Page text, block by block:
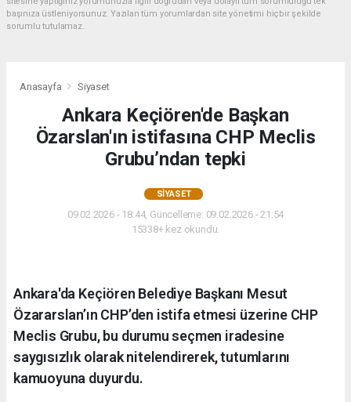
başınıza üstleniyorsunuz. Yazılan tüm yorumlardan site yönetimi hiçbir şekilde
sorumlu tutulamaz.
Anasayfa Siyaset
Ankara Keçiören'de Başkan
Özarslan'ın istifasına CHP Meclis
Grubu’ndan tepki
SIYASET
09.02.2026 - 18:44, Güncelleme: 09.02.2026 - 21:54
15338+ kez okundu.
Ankara'da Keçiören Belediye Başkanı Mesut
Özararslan’ın CHP’den istifa etmesi üzerine CHP
Meclis Grubu, bu durumu seçmen iradesine
saygısızlık olarak nitelendirerek, tutumlarını
kamuoyuna duyurdu.